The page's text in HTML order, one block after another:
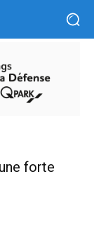
forte